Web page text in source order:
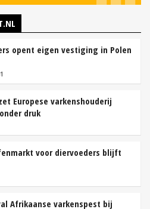
opent eigen vestiging in Polen
Europese varkenshouderij
druk
voor diervoeders blijft
Afrikaanse varkenspest bij